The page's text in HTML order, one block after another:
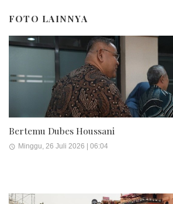
FOTO LAINNYA
Bertemu Dubes Houssani
Minggu, 26 Juli 2026 | 06:04